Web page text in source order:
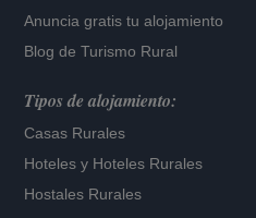
Anuncia gratis tu alojamiento
Blog de Turismo Rural
Tipos de alojamiento:
Casas Rurales
Hoteles y Hoteles Rurales
Hostales Rurales